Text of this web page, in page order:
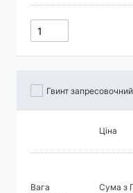
Гвинт
Ціна
Вага
Сума з